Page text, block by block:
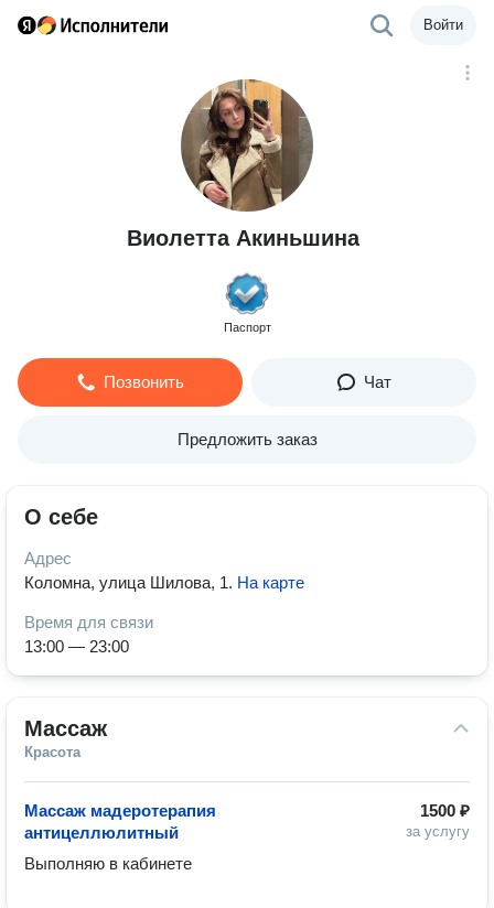
Войти
Виолетта Акиньшина
Паспорт
Позвонить Чат
Предложить заказ
О себе
Адрес
Коломна, улица Шилова, 1. На карте
Время для связи
13:00 — 23:00
Массаж
Красота
1500 ₽
за услугу
Массаж мадеротерапия
антицеллюлитный
Выполняю в кабинете